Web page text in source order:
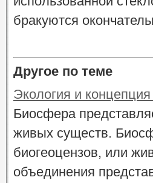
бракуются
Другое по теме
Экология и
Биосфера
живых существ.
биогеоцензов, или
объединения